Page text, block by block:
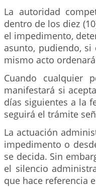
La autoridad
dentro de los diez
el impedimento,
asunto, pudiendo,
mismo acto
Cuando cualquier
manifestará si
días siguientes a la
seguirá el trámite
La actuación
impedimento o
se decida. Sin
el silencio
que hace referencia